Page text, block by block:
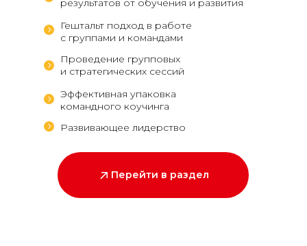
Перейти в раздел
результатов от обучения и развития
Гештальт подход в работе
с группами и командами
Проведение групповых
и стратегических сессий
Эффективная упаковка
командного коучинга
Развивающее лидерство